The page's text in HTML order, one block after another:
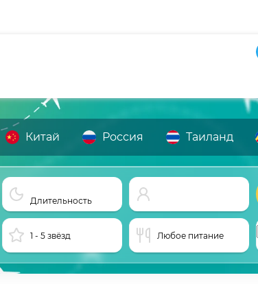
Китай Россия Таиланд
Длительность
1 - 5 звёзд Любое питание